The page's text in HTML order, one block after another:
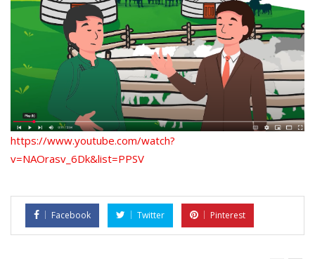
https://www.youtube.com/watch?
v=NAOrasv_6Dk&list=PPSV
Facebook Twitter Pinterest